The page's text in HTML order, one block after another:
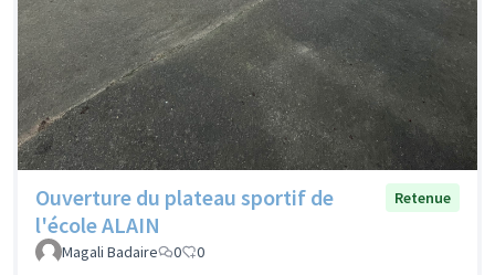
Ouverture du plateau sportif de
l'école ALAIN
Retenue
Magali Badaire 0 0